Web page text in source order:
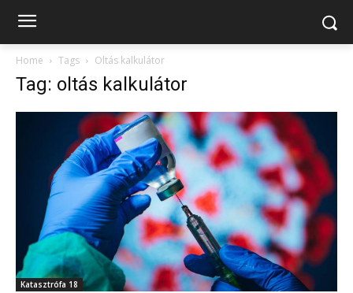
Home Tags Oltás kalkulátor
Tag: oltás kalkulátor
Katasztrófa 18